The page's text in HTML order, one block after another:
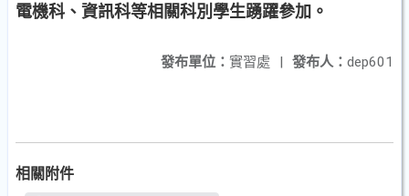
電機科、資訊科等相關科別學生踴躍參加。
發布人： dep601
發布單位： 實習處 |
相關附件